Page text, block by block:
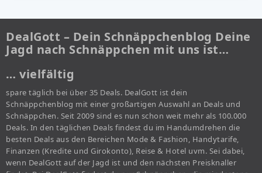
DealGott – Dein Schnäppchenblog Deine
Jagd nach Schnäppchen mit uns ist…
… vielfältig
spare täglich bei über 35 Deals. DealGott ist dein
Schnäppchenblog mit einer großartigen Auswahl an Deals und
Schnäppchen. Seit 2009 sind es nun schon weit mehr als 100.000
Deals. In den täglichen Deals findest du im Handumdrehen die
besten Deals aus den Bereichen Mode & Fashion, Handytarife,
Finanzen (Kredite und Girokonto), Reise & Hotel uvm. Sei dabei,
wenn DealGott auf der Jagd ist und den nächsten Preisknaller